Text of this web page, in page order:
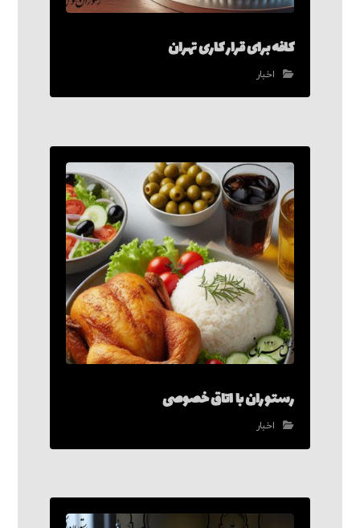
کافه برای قرار کاری تهران
اخبار
رستوران با اتاق خصوصی
اخبار